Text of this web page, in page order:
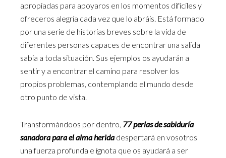
apropiadas para apoyaros en los momentos difíciles y
ofreceros alegría cada vez que lo abráis. Está formado
por una serie de historias breves sobre la vida de
diferentes personas capaces de encontrar una salida
sabia a toda situación. Sus ejemplos os ayudarán a
sentir y a encontrar el camino para resolver los
propios problemas, contemplando el mundo desde
otro punto de vista.
Transformándoos por dentro, 77 perlas de sabiduría
sanadora para el alma heridadespertará en vosotros
una fuerza profunda e ignota que os ayudará a ser